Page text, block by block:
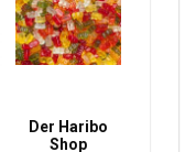
Der Haribo
Shop